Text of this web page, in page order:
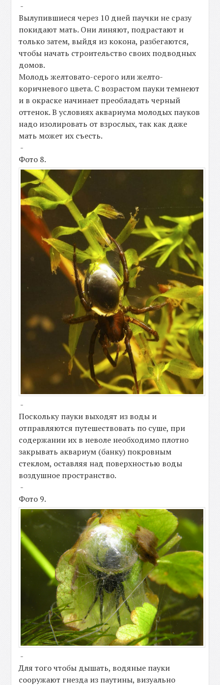
-
Вылупившиеся через 10 дней паучки не сразу
покидают мать. Они линяют, подрастают и
только затем, выйдя из кокона, разбегаются,
чтобы начать строительство своих подводных
домов.
Молодь желтовато-серого или желто-
коричневого цвета. С возрастом пауки темнеют
и в окраске начинает преобладать черный
оттенок. В условиях аквариума молодых пауков
надо изолировать от взрослых, так как даже
мать может их съесть.
-
Фото 8.
-
Поскольку пауки выходят из воды и
отправляются путешествовать по суше, при
содержании их в неволе необходимо плотно
закрывать аквариум (банку) покровным
стеклом, оставляя над поверхностью воды
воздушное пространство.
-
Фото 9.
-
Для того чтобы дышать, водяные пауки
сооружают гнезда из паутины, визуально